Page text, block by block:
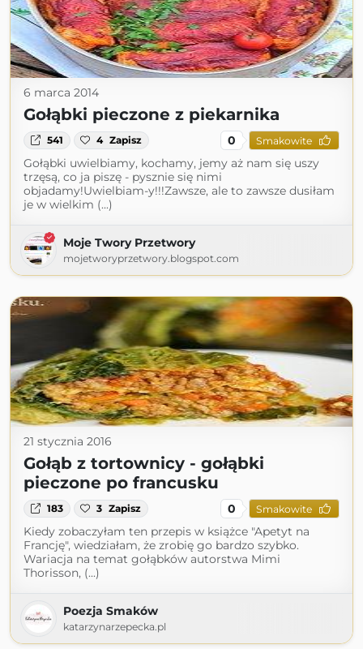
6 marca 2014
Gołąbki pieczone z piekarnika
541 4 Zapisz 0 Smakowite
Gołąbki uwielbiamy, kochamy, jemy aż nam się uszy
trzęsą, co ja piszę - pysznie się nimi
objadamy!Uwielbiam-y!!!Zawsze, ale to zawsze dusiłam
je w wielkim (...)
Moje Twory Przetwory
mojetworyprzetwory.blogspot.com
21 stycznia 2016
Gołąb z tortownicy - gołąbki
pieczone po francusku
183 3 Zapisz 0 Smakowite
Kiedy zobaczyłam ten przepis w książce "Apetyt na
Francję", wiedziałam, że zrobię go bardzo szybko.
Wariacja na temat gołąbków autorstwa Mimi
Thorisson, (...)
Poezja Smaków
katarzynarzepecka.pl